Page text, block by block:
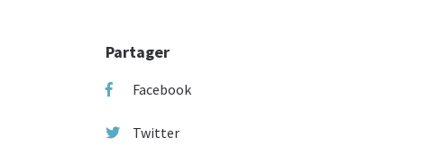
Partager
Facebook
Twitter